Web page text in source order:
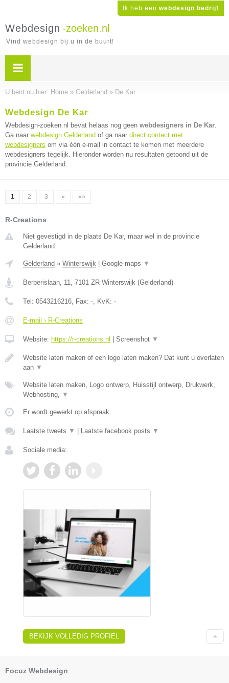
Ik heb een webdesign bedrijf
Webdesign -zoeken.nl
Vind webdesign bij u in de buurt!
U bent nu hier: Home » Gelderland » De Kar
Webdesign De Kar
Webdesign-zoeken.nl bevat helaas nog geen webdesigners in De Kar.
Ga naar webdesign Gelderland of ga naar direct contact met
webdesigners om via één e-mail in contact te komen met meerdere
webdesigners tegelijk. Hieronder worden nu resultaten getoond uit de
provincie Gelderland.
1 2 3 » »»
R-Creations
Niet gevestigd in de plaats De Kar, maar wel in de provincie
Gelderland.
Gelderland » Winterswijk Google maps ▼
Berberislaan, 11, 7101 ZR Winterswijk (Gelderland)
Tel: 0543216216, Fax: -, KvK: -
E-mail › R-Creations
Website: https://r-creations.nl Screenshot ▼
Website laten maken of een logo laten maken? Dat kunt u overlaten
aan ▼
Website laten maken, Logo ontwerp, Huisstijl ontwerp, Drukwerk,
Webhosting, ▼
Er wordt gewerkt op afspraak.
Laatste tweets ▼ Laatste facebook posts ▼
Sociale media:
BEKIJK VOLLEDIG PROFIEL
Focuz Webdesign